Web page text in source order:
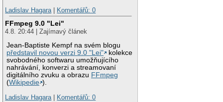
Ladislav Hagara| Komentářů: 0
FFmpeg 9.0 "Lei"
4.8. 20:44 | Zajímavý článek
Jean-Baptiste Kempf na svém blogu
představil novou verzi 9.0 "Lei"
kolekce
svobodného softwaru umožňujícího
nahrávání, konverzi a streamovaní
digitálního zvuku a obrazu FFmpeg
(Wikipedie ).
Ladislav Hagara| Komentářů: 0